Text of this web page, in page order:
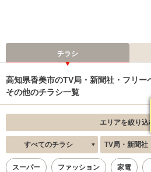
チラシ
高知県香美市のTV局・新聞社・フリー
その他のチラシ一覧
エリアを絞り込む
すべてのチラシ TV局・新聞社・フリー
スーパー ファッション 家電